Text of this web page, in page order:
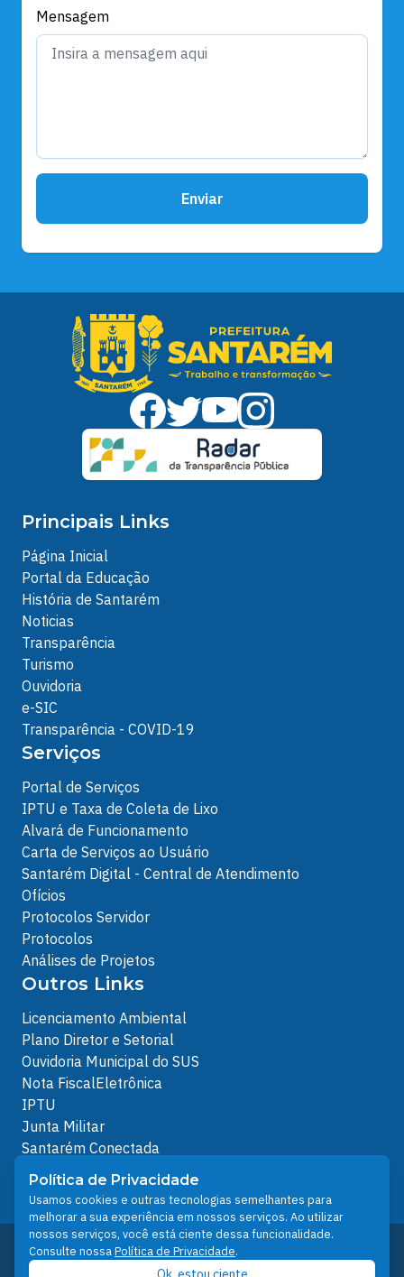
Mensagem
Enviar
Principais Links
Página Inicial
Portal da Educação
História de Santarém
Noticias
Transparência
Turismo
Ouvidoria
e-SIC
Transparência - COVID-19
Serviços
Portal de Serviços
IPTU e Taxa de Coleta de Lixo
Alvará de Funcionamento
Carta de Serviços ao Usuário
Santarém Digital - Central de Atendimento
Ofícios
Protocolos Servidor
Protocolos
Análises de Projetos
Outros Links
Licenciamento Ambiental
Plano Diretor e Setorial
Ouvidoria Municipal do SUS
Nota FiscalEletrônica
IPTU
Junta Militar
Santarém Conectada
Política de Privacidade
People illustrations by Storyset
Desenvolvido pelo Núcleo Técnico de Gestão de
Tecnologia da Informação - NTI
Política de Privacidade
Usamos cookies e outras tecnologias semelhantes para
melhorar a sua experiência em nossos serviços. Ao utilizar
nossos serviços, você está ciente dessa funcionalidade.
Consulte nossaPolítica de Privacidade.